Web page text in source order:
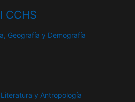
CCHS
Geografía y Demografía
y Antropología